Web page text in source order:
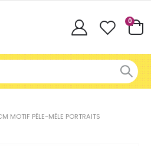
Cart
0
MOTIF PÊLE-MÊLE PORTRAITS